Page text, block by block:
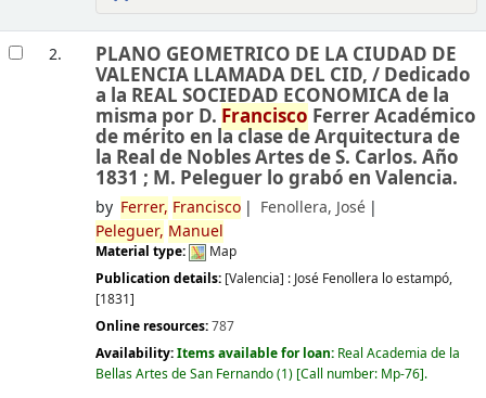
2. PLANO GEOMETRICO DE LA CIUDAD DE
VALENCIA LLAMADA DEL CID, / Dedicado
a la REAL SOCIEDAD ECONOMICA de la
misma por D. Francisco Ferrer Académico
de mérito en la clase de Arquitectura de
la Real de Nobles Artes de S. Carlos. Año
1831 ; M. Peleguer lo grabó en Valencia.
by Ferrer, Francisco
Fenollera, José
Peleguer, Manuel
Material type:
Map
Publication details: [Valencia] : José Fenollera lo estampó,
[1831]
Online resources:787
Availability:Items available for loan: Real Academia de la
Bellas Artes de San Fernando(1) Call number: Mp-76 .